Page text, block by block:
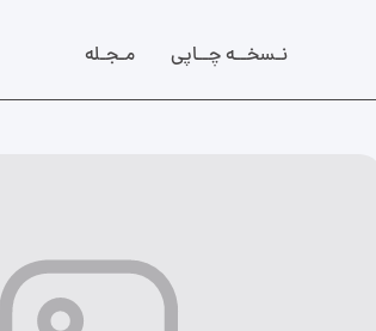
نـسخــه چــاپي مـجـله